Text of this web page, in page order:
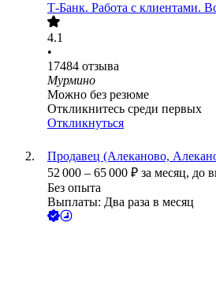
Т-Банк. Работа с клиентами.
4.1
•
17484 отзыва
Мурмино
Можно без резюме
Откликнитесь среди первых
Откликнуться
Продавец (Алеканово,
52 000 – 65 000 ₽ за месяц, до
Без опыта
Выплаты: Два раза в месяц